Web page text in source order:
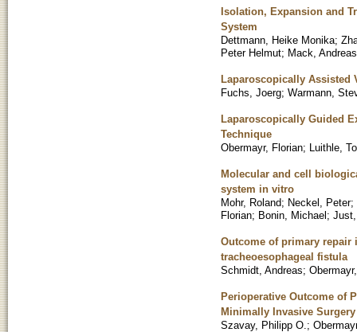
Isolation, Expansion and
System
Dettmann, Heike Monika;
Peter Helmut; Mack, Andreas
Laparoscopically Assisted
Fuchs, Joerg; Warmann,
Laparoscopically Guided
Technique
Obermayr, Florian; Luithle,
Molecular and cell
system in vitro
Mohr, Roland; Neckel, Peter;
Florian; Bonin, Michael;
Outcome of primary repair
tracheoesophageal fistula
Schmidt, Andreas;
Perioperative Outcome of
Minimally Invasive Surgery
Szavay, Philipp O. ;